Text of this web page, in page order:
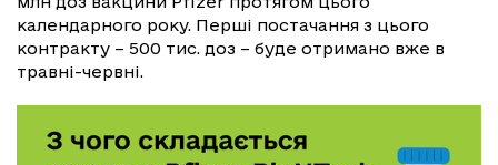
календарного року. Перші постачання з цього
контракту – 500 тис. доз – буде отримано вже в
травні-червні.